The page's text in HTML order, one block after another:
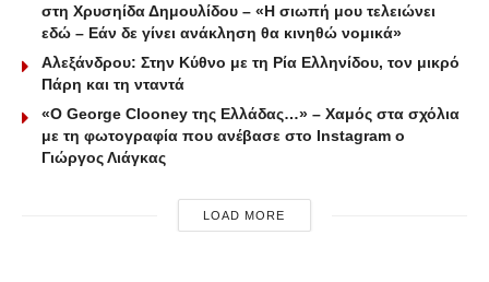
στη Χρυσηίδα Δημουλίδου – «Η σιωπή μου τελειώνει
εδώ – Εάν δε γίνει ανάκληση θα κινηθώ νομικά»
Αλεξάνδρου: Στην Κύθνο με τη Ρία Ελληνίδου, τον μικρό
Πάρη και τη νταντά
«Ο George Clooney της Ελλάδας…» – Χαμός στα σχόλια
με τη φωτογραφία που ανέβασε στο Instagram ο
Γιώργος Λιάγκας
LOAD MORE